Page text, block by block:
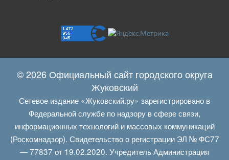
© 2026 Официальный сайт городского округа
Жуковский
Сетевое издание «Жуковский.ру» зарегистрировано в
Федеральной службе по надзору в сфере связи,
информационных технологий и массовых коммуникаций
(Роскомнадзор). Свидетельство о регистрации ЭЛ № ФС77
— 77837 от 19.02.2020. Учредитель Администрация